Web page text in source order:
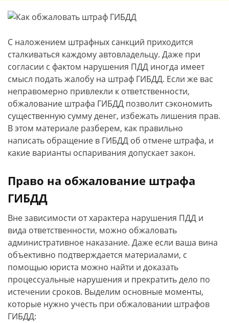
С наложением штрафных санкций приходится
сталкиваться каждому автовладельцу. Даже при
согласии с фактом нарушения ПДД иногда имеет
смысл подать жалобу на штраф ГИБДД. Если же вас
неправомерно привлекли к ответственности,
обжалование штрафа ГИБДД позволит сэкономить
существенную сумму денег, избежать лишения прав.
В этом материале разберем, как правильно
написать обращение в ГИБДД об отмене штрафа, и
какие варианты оспаривания допускает закон.
Право на обжалование штрафа
ГИБДД
Вне зависимости от характера нарушения ПДД и
вида ответственности, можно обжаловать
административное наказание. Даже если ваша вина
объективно подтверждается материалами, с
помощью юриста можно найти и доказать
процессуальные нарушения и прекратить дело по
истечении сроков. Выделим основные моменты,
которые нужно учесть при обжаловании штрафов
ГИБДД: